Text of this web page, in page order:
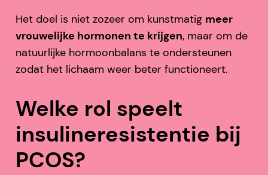
Het doel is niet zozeer om kunstmatig meer
vrouwelijke hormonen te krijgen, maar om de
natuurlijke hormoonbalans te ondersteunen
zodat het lichaam weer beter functioneert.
Welke rol speelt
insulineresistentie bij
PCOS?